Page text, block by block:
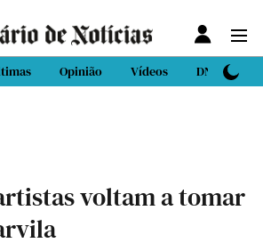
Opinião Vídeos DN Sport
voltam a tomar